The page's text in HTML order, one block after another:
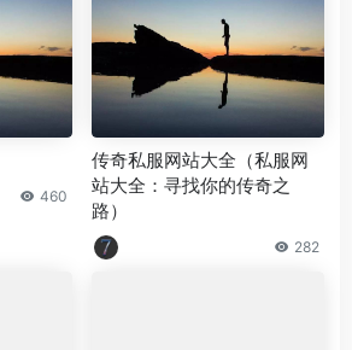
460
传奇私服网站大全（私服网
站大全：寻找你的传奇之
路）
282